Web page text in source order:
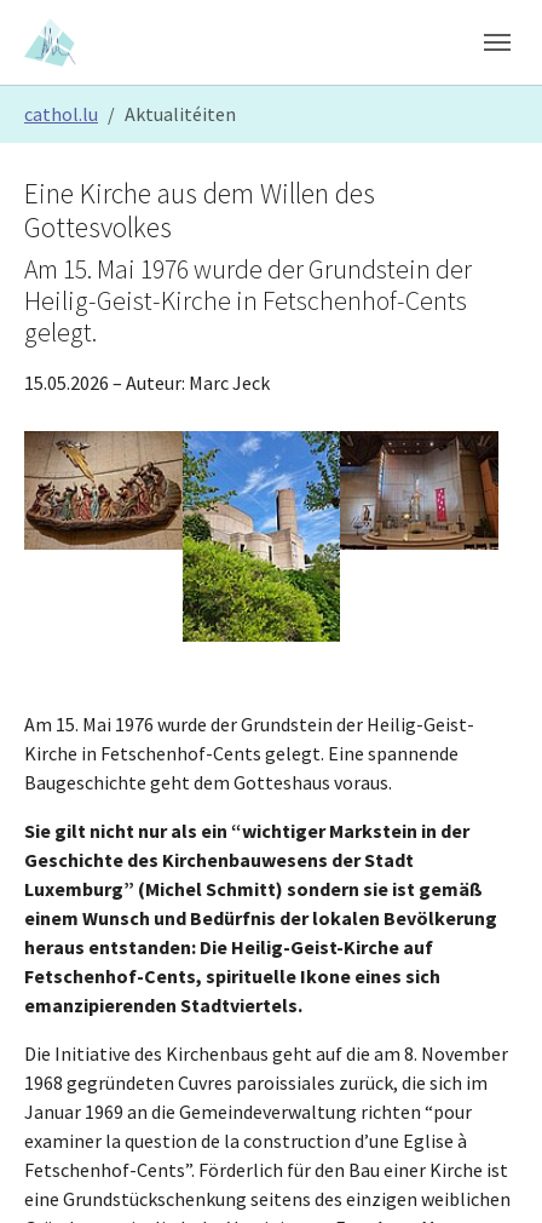
Skip to main content
Skip to page footer
cathol.lu Aktualitéiten
Show larger versionShow larger versionShow larger version
Eine Kirche aus dem Willen des
Gottesvolkes
Am 15. Mai 1976 wurde der Grundstein der
Heilig-Geist-Kirche in Fetschenhof-Cents
gelegt.
15.05.2026 – Auteur: Marc Jeck
Am 15. Mai 1976 wurde der Grundstein der Heilig-Geist-
Kirche in Fetschenhof-Cents gelegt. Eine spannende
Baugeschichte geht dem Gotteshaus voraus.
Sie gilt nicht nur als ein “wichtiger Markstein in der
Geschichte des Kirchenbauwesens der Stadt
Luxemburg” (Michel Schmitt) sondern sie ist gemäß
einem Wunsch und Bedürfnis der lokalen Bevölkerung
heraus entstanden: Die Heilig-Geist-Kirche auf
Fetschenhof-Cents, spirituelle Ikone eines sich
emanzipierenden Stadtviertels.
Die Initiative des Kirchenbaus geht auf die am 8. November
1968 gegründeten Cuvres paroissiales zurück, die sich im
Januar 1969 an die Gemeindeverwaltung richten “pour
examiner la question de la construction d’une Eglise à
Fetschenhof-Cents”. Förderlich für den Bau einer Kirche ist
eine Grundstückschenkung seitens des einzigen weiblichen